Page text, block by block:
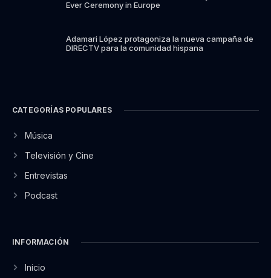
Ever Ceremony in Europe
Adamari López protagoniza la nueva campaña de
DIRECTV para la comunidad hispana
CATEGORÍAS POPULARES
Música
Televisión y Cine
Entrevistas
Podcast
INFORMACIÓN
Inicio